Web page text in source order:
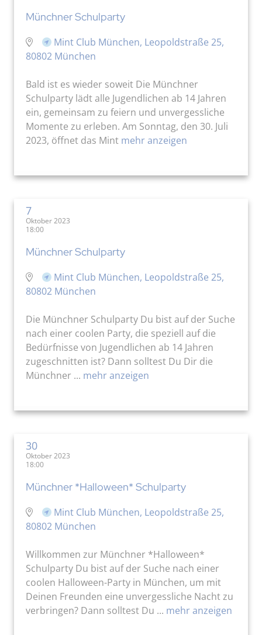
Münchner Schulparty
Mint Club München, Leopoldstraße 25,
80802 München
Bald ist es wieder soweit Die Münchner
Schulparty lädt alle Jugendlichen ab 14 Jahren
ein, gemeinsam zu feiern und unvergessliche
Momente zu erleben. Am Sonntag, den 30. Juli
2023, öffnet das Mint mehr anzeigen
7
Oktober 2023
18:00
Münchner Schulparty
Mint Club München, Leopoldstraße 25,
80802 München
Die Münchner Schulparty Du bist auf der Suche
nach einer coolen Party, die speziell auf die
Bedürfnisse von Jugendlichen ab 14 Jahren
zugeschnitten ist? Dann solltest Du Dir die
Münchner ... mehr anzeigen
30
Oktober 2023
18:00
Münchner *Halloween* Schulparty
Mint Club München, Leopoldstraße 25,
80802 München
Willkommen zur Münchner *Halloween*
Schulparty Du bist auf der Suche nach einer
coolen Halloween-Party in München, um mit
Deinen Freunden eine unvergessliche Nacht zu
verbringen? Dann solltest Du ... mehr anzeigen